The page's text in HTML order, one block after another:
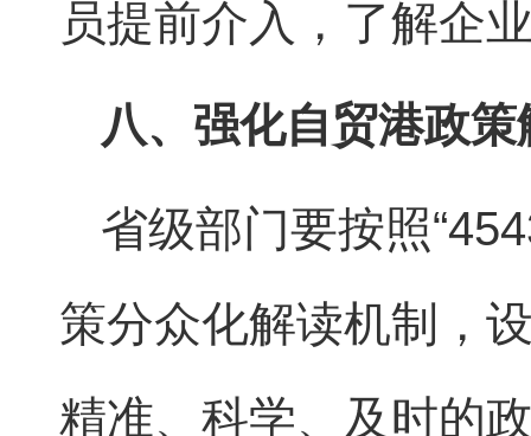
员提前介入，了解企
八、强化自贸港政
省级部门要按照
策分众化解读机制，
精准、科学、及时的